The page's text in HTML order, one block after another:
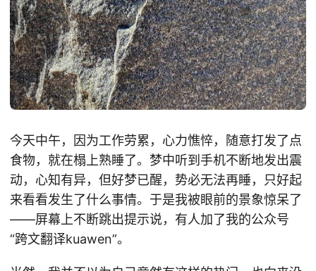
今天中午，因为工作劳累，心力憔悴，随意打发了点
食物，就在榻上熟睡了。梦中听到手机不断地发出震
动，心知有异，但好梦已醒，势必无法再睡，只好起
来看看发生了什么事情。于是我被眼前的景象惊呆了
——屏幕上不断跳出提示说，有人加了我的公众号
“跨文翻译kuawen”。